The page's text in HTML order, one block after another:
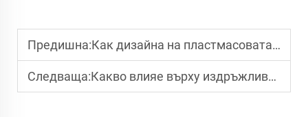
Предишна:Как дизайна на пластмасовата форма влияе върху ефективността на производството
Следваща:Какво влияе върху издръжливостта на пластмасовите части